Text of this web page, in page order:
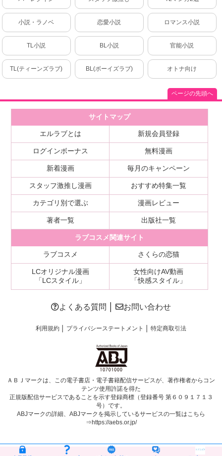
小説・ラノベ 恋愛小説 ロマンス小説
TL小説 BL小説 官能小説
TL(ティーンズラブ) BL(ボーイズラブ) オトナ向け
ページの先頭へ
サイトマップ
エルラブとは 新規会員登録
ログインボーナス 無料漫画
新着漫画 毎月のキャンペーン
スタッフ激推し漫画 おすすめ特集一覧
カテゴリ別で選ぶ 漫画レビュー
著者一覧 出版社一覧
ラブコスメ関連サイト
ラブコスメ さくらの恋猫
LCオリジナル漫画
「LCスタイル」
女性向けAV動画
「快感スタイル」
よくある質問 お問い合わせ
利用規約│ プライバシーステートメント 特定商取引法
ＡＢＪマークは、この電子書店・電子書籍配信サービスが、著作権者からコン
テンツ使用許諾を得た
正規版配信サービスであることを示す登録商標（登録番号 第６０９１７１３
号）です。
ABJマークの詳細、ABJマークを掲示しているサービスの一覧はこちら
⇒https://aebs.or.jp/